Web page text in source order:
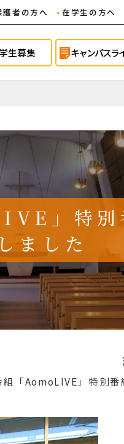
護者の方へ 在学生の方へ
生募集 キャンパスラ
」特別
ました
「AomoLIVE」特別